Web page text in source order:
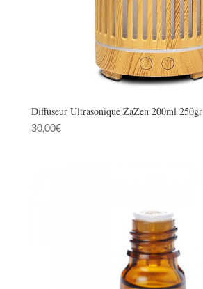
Diffuseur Ultrasonique ZaZen 200ml 250gr
30,00€